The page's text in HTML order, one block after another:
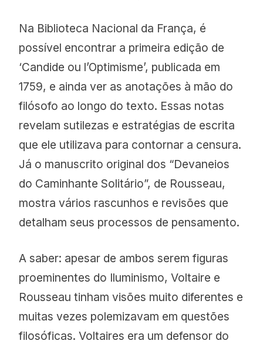
Na Biblioteca Nacional da França, é
possível encontrar a primeira edição de
‘Candide ou l’Optimisme’, publicada em
1759, e ainda ver as anotações à mão do
filósofo ao longo do texto. Essas notas
revelam sutilezas e estratégias de escrita
que ele utilizava para contornar a censura.
Já o manuscrito original dos “Devaneios
do Caminhante Solitário”, de Rousseau,
mostra vários rascunhos e revisões que
detalham seus processos de pensamento.
A saber: apesar de ambos serem figuras
proeminentes do Iluminismo, Voltaire e
Rousseau tinham visões muito diferentes e
muitas vezes polemizavam em questões
filosóficas. Voltaires era um defensor do